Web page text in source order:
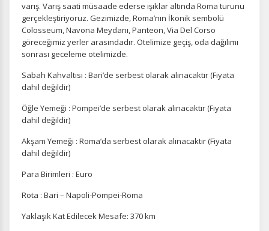
varış. Varış saati müsaade ederse ışıklar altında Roma turunu
gerçekleştiriyoruz. Gezimizde, Roma’nın İkonik sembolü
Colosseum, Navona Meydanı, Panteon, Via Del Corso
göreceğimiz yerler arasındadır. Otelimize geçiş, oda dağılımı
sonrası geceleme otelimizde.
Sabah Kahvaltısı : Bari’de serbest olarak alınacaktır (Fiyata
dahil değildir)
Öğle Yemeği : Pompei’de serbest olarak alınacaktır (Fiyata
dahil değildir)
Akşam Yemeği : Roma’da serbest olarak alınacaktır (Fiyata
dahil değildir)
Para Birimleri : Euro
Rota : Bari – Napoli-Pompei-Roma
Yaklaşık Kat Edilecek Mesafe: 370 km